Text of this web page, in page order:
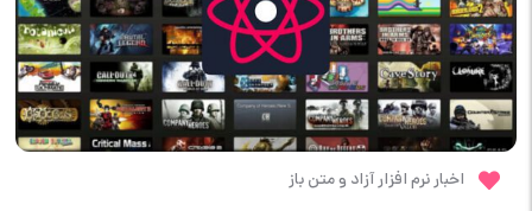
اخبار نرم افزار آزاد و متن باز